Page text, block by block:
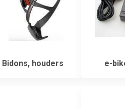
Bidons, houders e-